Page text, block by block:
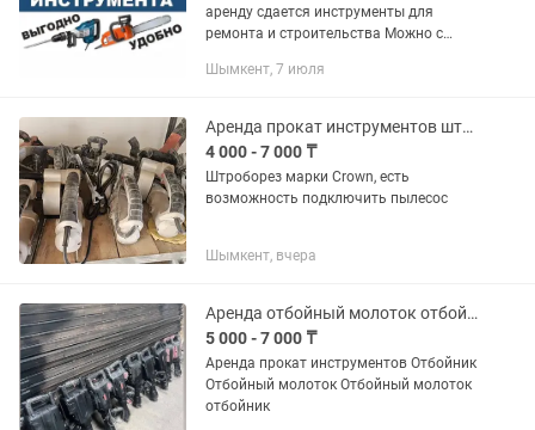
аренду сдается инструменты для
ремонта и строительства Можно с
накладные В наличии есть все
Шымкент, 7 июля
Аренда прокат инструментов штроборез штроборез бороздодел
4 000 - 7 000 ₸
Штроборез марки Crown, есть
возможность подключить пылесос
Шымкент, вчера
Аренда отбойный молоток отбойник
5 000 - 7 000 ₸
Аренда прокат инструментов Отбойник
Отбойный молоток Отбойный молоток
отбойник